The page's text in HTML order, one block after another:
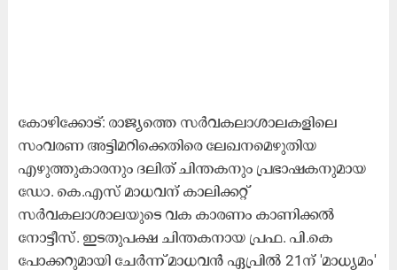
കോഴിക്കോട്: രാജ്യത്തെ സർവകലാശാലകളിലെ
സംവരണ അട്ടിമറിക്കെതിരെ ലേഖനമെഴുതിയ
എഴുത്തുകാരനും ദലിത് ചിന്തകനും പ്രഭാഷകനുമായ
ഡോ. കെ.എസ് മാധവന് കാലിക്കറ്റ്
സർവകലാശാലയുടെ വക കാരണം കാണിക്കൽ
നോട്ടീസ്. ഇടതുപക്ഷ ചിന്തകനായ പ്രഫ. പി.കെ
പോക്കറുമായി ചേർന്ന് മാധവൻ ഏപ്രിൽ 21ന് 'മാധ്യമം'